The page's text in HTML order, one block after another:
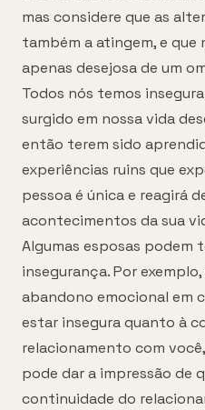
mas considere que as
também a atingem, e que
apenas desejosa de um
Todos nós temos
surgido em nossa vida
então terem sido
experiências ruins que
pessoa é única e reagirá
acontecimentos da sua
Algumas esposas podem
insegurança. Por
abandono emocional em
estar insegura quanto à
relacionamento com
pode dar a impressão de
continuidade do